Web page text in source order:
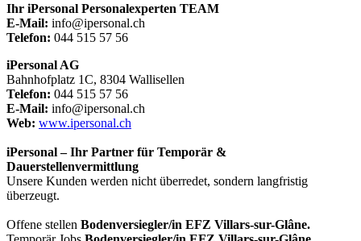
Ihr iPersonal Personalexperten TEAM
E-Mail: info@ipersonal.ch
Telefon: 044 515 57 56
iPersonal AG
Bahnhofplatz 1C, 8304 Wallisellen
Telefon: 044 515 57 56
E-Mail: info@ipersonal.ch
Web: www.ipersonal.ch
iPersonal – Ihr Partner für Temporär &
Dauerstellenvermittlung
Unsere Kunden werden nicht überredet, sondern langfristig
überzeugt.
Offene stellen Bodenversiegler/in EFZ Villars-sur-Glâne.